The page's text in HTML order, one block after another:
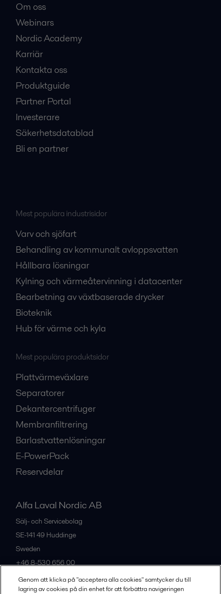
Om oss
Webinars
Nordic Academy
Karriär
Kontakta oss
Produktguide
Partner Portal
Investerare
Säkerhetsdatablad
Bli en partner
Mest populära industrisidor
Varv och sjöfart
Behandling av kommunalt avloppsvatten
Hållbara lösningar
Kylning och värmeåtervinning i datacenter
Bearbetning av växtbaserade drycker
Bioteknik
Hub för värme och kyla
Mest populära produktsidor
Plattvärmeväxlare
Separatorer
Dekantercentrifuger
Membranfiltrering
Barlastvattenlösningar
E-PowerPack
Reservdelar
Alfa Laval Nordic AB
Sälj- och Servicebolag
SE-141 49 Huddinge
Sweden
+46 8-530 656 00
Genom att klicka på "acceptera alla cookies" samtycker du till
lagring av cookies på din enhet för att förbättra navigeringen